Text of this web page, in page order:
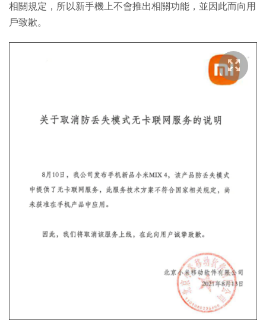
相關規定，所以新手機上不會推出相關功能，並因此而向用
戶致歉。